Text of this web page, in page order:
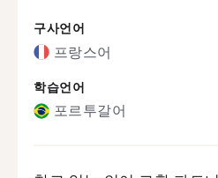
구사언어
프랑스어
학습언어
포르투갈어